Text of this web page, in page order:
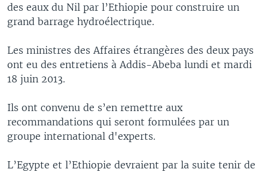
des eaux du Nil par l’Ethiopie pour construire un
grand barrage hydroélectrique.
Les ministres des Affaires étrangères des deux pays
ont eu des entretiens à Addis-Abeba lundi et mardi
18 juin 2013.
Ils ont convenu de s’en remettre aux
recommandations qui seront formulées par un
groupe international d'experts.
L’Egypte et l’Ethiopie devraient par la suite tenir de